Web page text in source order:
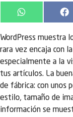
WhatsApp
WordPress muestra
rara vez encaja con
especialmente a la
tus artículos. La
de fábrica: con unos
estilo, tamaño de
información se